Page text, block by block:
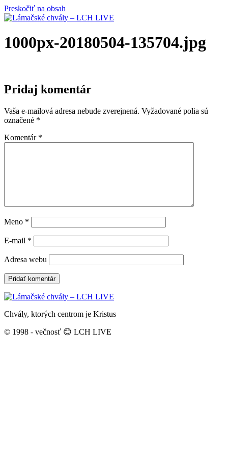
Preskočiť na obsah
1000px-20180504-135704.jpg
Pridaj komentár
Vaša e-mailová adresa nebude zverejnená. Vyžadované polia sú
označené *
Komentár *
Meno *
E-mail *
Adresa webu
Chvály, ktorých centrom je Kristus
© 1998 - večnosť 😊 LCH LIVE